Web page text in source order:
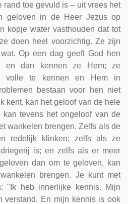
rand toe gevuld is – uit vrees het
geloven in de Heer Jezus op
kopje water vasthouden dat tot
doen heel voorzichtig. Ze zijn
Op een dag geeft God hen
en dan kennen ze Hem; ze
volle te kennen en Hem in
bestaan voor hen niet
kent, kan het geloof van de hele
tevens het ongeloof van de
wankelen brengen. Zelfs als de
redelijk klinken; zelfs als ze
is; en zelfs als er meer
dan om te geloven, kan
brengen. Je kunt met
"Ik heb innerlijke kennis. Mijn
verstand. En mijn kennis is ook